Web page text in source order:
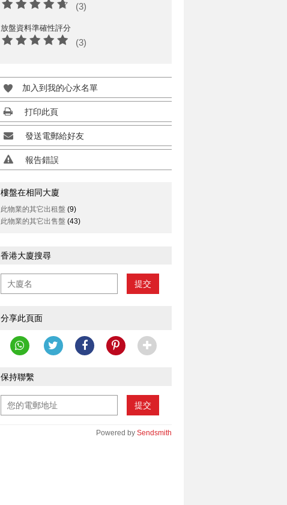
(3)
放盤資料準確性評分
(3)
加入到我的心水名單
打印此頁
發送電郵給好友
報告錯誤
樓盤在相同大廈
此物業的其它出租盤 (9)
此物業的其它出售盤 (43)
香港大廈搜尋
提交
分享此頁面
保持聯繫
提交
Powered by Sendsmith